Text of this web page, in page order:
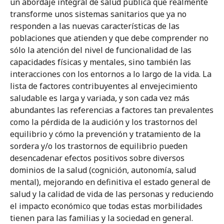
transforme unos sistemas sanitarios que ya no
responden a las nuevas características de las
poblaciones que atienden y que debe comprender no
sólo la atención del nivel de funcionalidad de las
capacidades físicas y mentales, sino también las
interacciones con los entornos a lo largo de la vida. La
lista de factores contribuyentes al envejecimiento
saludable es larga y variada, y son cada vez más
abundantes las referencias a factores tan prevalentes
como la pérdida de la audición y los trastornos del
equilibrio y cómo la prevención y tratamiento de la
sordera y/o los trastornos de equilibrio pueden
desencadenar efectos positivos sobre diversos
dominios de la salud (cognición, autonomía, salud
mental), mejorando en definitiva el estado general de
salud y la calidad de vida de las personas y reduciendo
el impacto económico que todas estas morbilidades
tienen para las familias y la sociedad en general.